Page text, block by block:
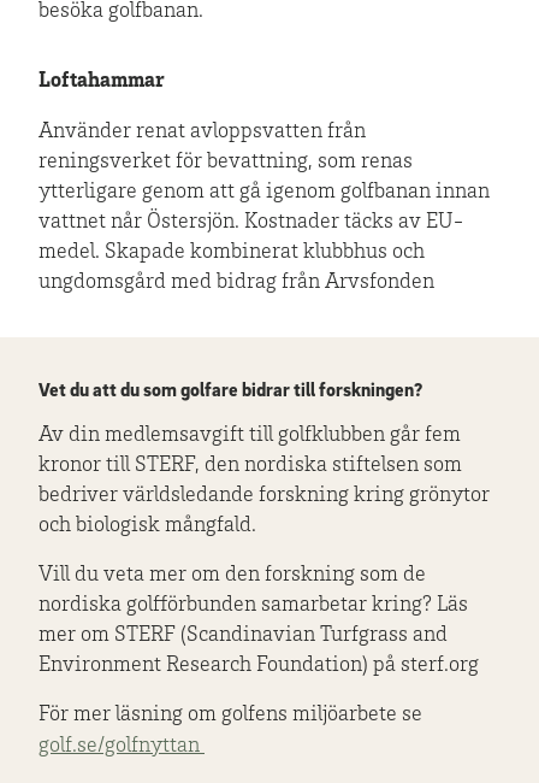
besöka golfbanan.
Loftahammar
Använder renat avloppsvatten från
reningsverket för bevattning, som renas
ytterligare genom att gå igenom golfbanan innan
vattnet når Östersjön. Kostnader täcks av EU-
medel. Skapade kombinerat klubbhus och
ungdomsgård med bidrag från Arvsfonden
Vet du att du som golfare bidrar till forskningen?
Av din medlemsavgift till golfklubben går fem
kronor till STERF, den nordiska stiftelsen som
bedriver världsledande forskning kring grönytor
och biologisk mångfald.
Vill du veta mer om den forskning som de
nordiska golfförbunden samarbetar kring? Läs
mer om STERF (Scandinavian Turfgrass and
Environment Research Foundation) på sterf.org
För mer läsning om golfens miljöarbete se
golf.se/golfnyttan